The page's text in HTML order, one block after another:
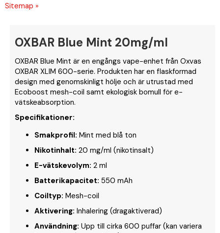
Sitemap »
OXBAR Blue Mint 20mg/ml
OXBAR Blue Mint är en engångs vape-enhet från Oxvas
OXBAR XLIM 600-serie. Produkten har en flaskformad
design med genomskinligt hölje och är utrustad med
Ecoboost mesh-coil samt ekologisk bomull för e-
vätskeabsorption.
Specifikationer:
Smakprofil: Mint med blå ton
Nikotinhalt: 20 mg/ml (nikotinsalt)
E-vätskevolym: 2 ml
Batterikapacitet: 550 mAh
Coiltyp: Mesh-coil
Aktivering: Inhalering (dragaktiverad)
Användning: Upp till cirka 600 puffar (kan variera